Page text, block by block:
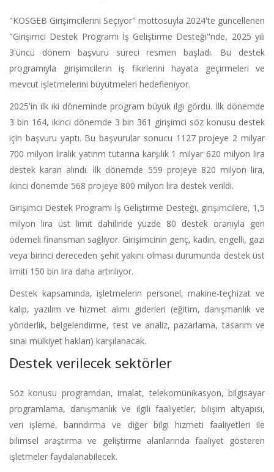
"KOSGEB Girişimcilerini Seçiyor" mottosuyla 2024'te güncellenen
"Girişimci Destek Programı İş Geliştirme Desteği"nde, 2025 yılı
3'üncü dönem başvuru süreci resmen başladı. Bu destek
programıyla girişimcilerin iş fikirlerini hayata geçirmeleri ve
mevcut işletmelerini büyütmeleri hedefleniyor.
2025'in ilk iki döneminde program büyük ilgi gördü. İlk dönemde
3 bin 164, ikinci dönemde 3 bin 361 girişimci söz konusu destek
için başvuru yaptı. Bu başvurular sonucu 1127 projeye 2 milyar
700 milyon liralık yatırım tutarına karşılık 1 milyar 620 milyon lira
destek kararı alındı. İlk dönemde 559 projeye 820 milyon lira,
ikinci dönemde 568 projeye 800 milyon lira destek verildi.
Girişimci Destek Programı İş Geliştirme Desteği, girişimcilere, 1,5
milyon lira üst limit dahilinde yüzde 80 destek oranıyla geri
ödemeli finansman sağlıyor. Girişimcinin genç, kadın, engelli, gazi
veya birinci dereceden şehit yakını olması durumunda destek üst
limiti 150 bin lira daha artırılıyor.
Destek kapsamında, işletmelerin personel, makine-teçhizat ve
kalıp, yazılım ve hizmet alımı giderleri (eğitim, danışmanlık ve
yönderlik, belgelendirme, test ve analiz, pazarlama, tasarım ve
sınai mülkiyet hakları) karşılanacak.
Destek verilecek sektörler
Söz konusu programdan, imalat, telekomünikasyon, bilgisayar
programlama, danışmanlık ve ilgili faaliyetler, bilişim altyapısı,
veri işleme, barındırma ve diğer bilgi hizmeti faaliyetleri ile
bilimsel araştırma ve geliştirme alanlarında faaliyet gösteren
işletmeler faydalanabilecek.